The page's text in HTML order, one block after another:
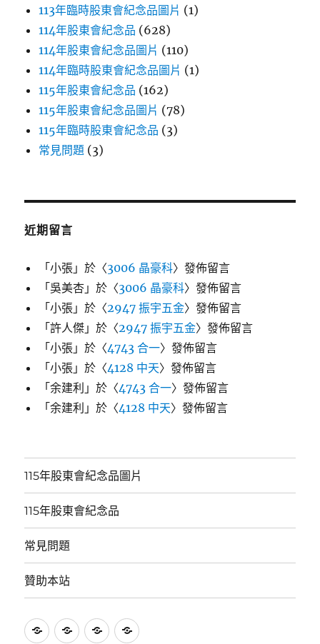
113年臨時股東會紀念品圖片 (1)
114年股東會紀念品 (628)
114年股東會紀念品圖片 (110)
114年臨時股東會紀念品圖片 (1)
115年股東會紀念品 (162)
115年股東會紀念品圖片 (78)
115年臨時股東會紀念品 (3)
常見問題 (3)
近期留言
「小張 」於〈3006 晶豪科〉發佈留言
「吳美杏 」於〈3006 晶豪科〉發佈留言
「小張 」於〈2947 振宇五金〉發佈留言
「許人傑 」於〈2947 振宇五金〉發佈留言
「小張 」於〈4743 合一〉發佈留言
「小張 」於〈4128 中天〉發佈留言
「余建利 」於〈4743 合一〉發佈留言
「余建利 」於〈4128 中天〉發佈留言
115年股東會紀念品圖片
115年股東會紀念品
常見問題
贊助本站
115
115
常
贊